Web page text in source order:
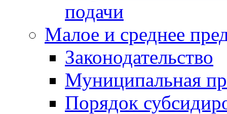
подачи
Малое и среднее
Законодательство
Муниципальная
Порядок